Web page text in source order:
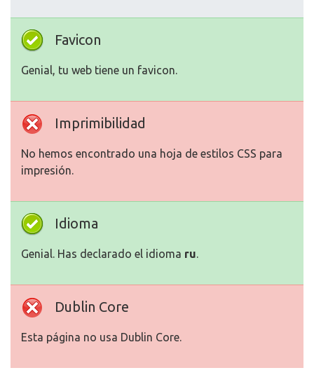
Favicon
Genial, tu web tiene un favicon.
Imprimibilidad
No hemos encontrado una hoja de estilos CSS para
impresión.
Idioma
Genial. Has declarado el idioma ru.
Dublin Core
Esta página no usa Dublin Core.